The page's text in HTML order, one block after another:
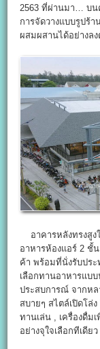
2563 ที่ผ่านมา… บน
การจัดวางแบบรูปร้
ผสมผสานได้อย่างลง
อาคารหลังทรงสูง
อาหารห้องแอร์ 2 ชั้
ค้า พร้อมที่นั่งรับปร
เลือกทานอาหารแบ
ประสบการณ์ จากห
สบายๆ สไตล์เปิดโ
ทานเล่น , เครื่องดื่ม
อย่างจุใจเลือกทีเดียว